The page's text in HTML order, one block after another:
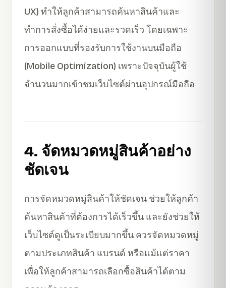
UX) ทำให้ลูกค้าสามารถค้นหาสินค้าและ
ทำการสั่งซื้อได้ง่ายและรวดเร็ว โดยเฉพาะ
การออกแบบที่รองรับการใช้งานบนมือถือ
(Mobile Optimization) เพราะปัจจุบันผู้ใช้
จำนวนมากเข้าชมเว็บไซต์ผ่านอุปกรณ์มือถือ
4. จัดหมวดหมู่สินค้าอย่าง
ชัดเจน
การจัดหมวดหมู่สินค้าให้ชัดเจน ช่วยให้ลูกค้า
ค้นหาสินค้าที่ต้องการได้เร็วขึ้น และยังช่วยให้
เว็บไซต์ดูเป็นระเบียบมากขึ้น ควรจัดหมวดหมู่
ตามประเภทสินค้า แบรนด์ หรือแม้แต่ราคา
เพื่อให้ลูกค้าสามารถเลือกซื้อสินค้าได้ตาม